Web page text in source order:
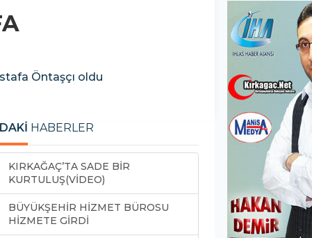
Öntaşçı oldu
HABERLER
KIRKAĞAÇ’TA SADE BİR
KURTULUŞ(VİDEO)
BÜYÜKŞEHİR HİZMET BÜROSU
HİZMETE GİRDİ